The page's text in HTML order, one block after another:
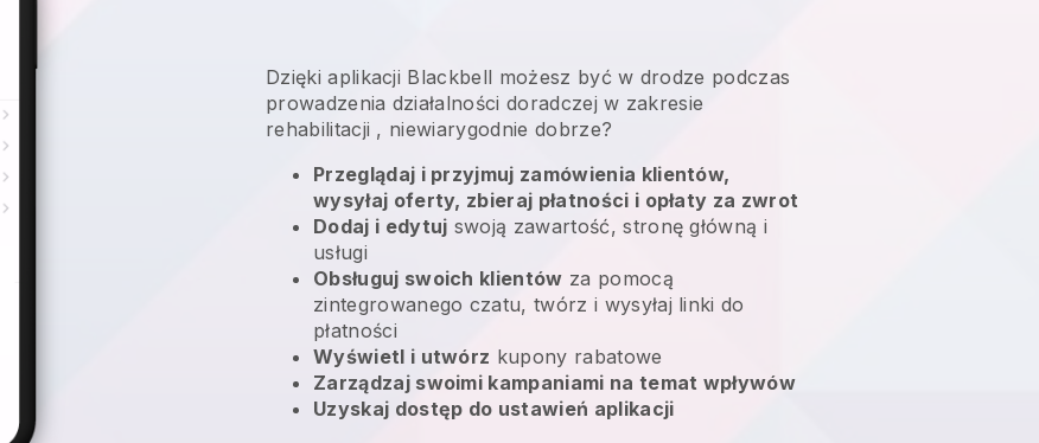
Dzięki aplikacji Blackbell możesz być w drodze podczas
prowadzenia działalności doradczej w zakresie
rehabilitacji , niewiarygodnie dobrze?
Przeglądaj i przyjmuj zamówienia klientów,
wysyłaj oferty, zbieraj płatności i opłaty za zwrot
Dodaj i edytuj swoją zawartość, stronę główną i
usługi
Obsługuj swoich klientów za pomocą
zintegrowanego czatu, twórz i wysyłaj linki do
płatności
Wyświetl i utwórz kupony rabatowe
Zarządzaj swoimi kampaniami na temat wpływów
Uzyskaj dostęp do ustawień aplikacji